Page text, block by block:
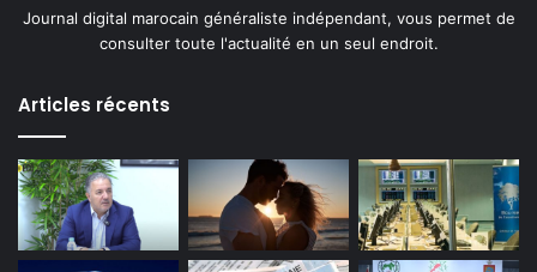
Journal digital marocain généraliste indépendant, vous permet de
consulter toute l'actualité en un seul endroit.
Articles récents